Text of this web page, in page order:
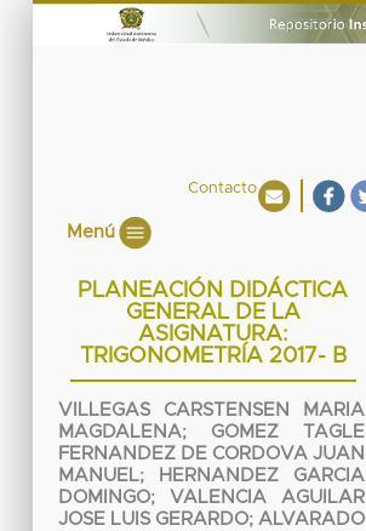
Contacto
Menú
PLANEACIÓN DIDÁCTICA
GENERAL DE LA
ASIGNATURA:
TRIGONOMETRÍA 2017- B
VILLEGAS CARSTENSEN MARIA
MAGDALENA; GOMEZ TAGLE
FERNANDEZ DE CORDOVA JUAN
MANUEL;
HERNANDEZ GARCIA
DOMINGO; VALENCIA AGUILAR
JOSE LUIS GERARDO;ALVARADO